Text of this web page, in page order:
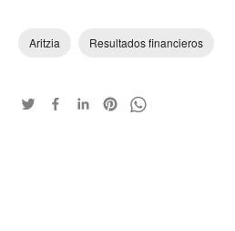
Aritzia Resultados financieros